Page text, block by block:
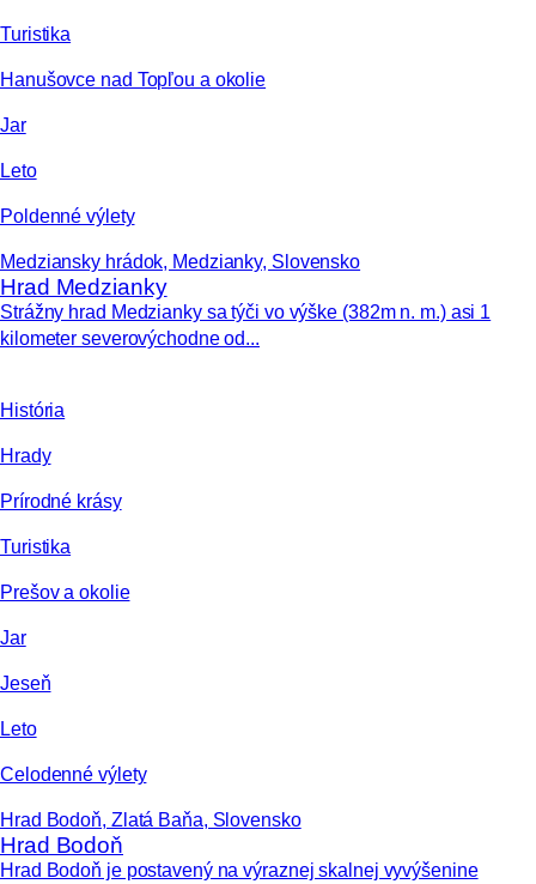
Turistika
Hanušovce nad Topľou a okolie
Jar
Leto
Poldenné výlety
Medziansky hrádok, Medzianky, Slovensko
Hrad Medzianky
Strážny hrad Medzianky sa týči vo výške (382m n. m.) asi 1
kilometer severovýchodne od...
História
Hrady
Prírodné krásy
Turistika
Prešov a okolie
Jar
Jeseň
Leto
Celodenné výlety
Hrad Bodoň, Zlatá Baňa, Slovensko
Hrad Bodoň
Hrad Bodoň je postavený na výraznej skalnej vyvýšenine